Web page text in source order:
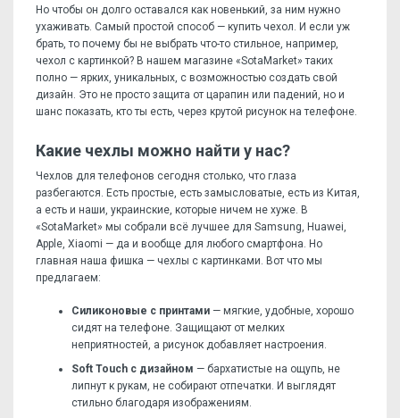
Но чтобы он долго оставался как новенький, за ним нужно
ухаживать. Самый простой способ — купить чехол. И если уж
брать, то почему бы не выбрать что-то стильное, например,
чехол с картинкой? В нашем магазине «SotaMarket» таких
полно — ярких, уникальных, с возможностью создать свой
дизайн. Это не просто защита от царапин или падений, но и
шанс показать, кто ты есть, через крутой рисунок на телефоне.
Какие чехлы можно найти у нас?
Чехлов для телефонов сегодня столько, что глаза
разбегаются. Есть простые, есть замысловатые, есть из Китая,
а есть и наши, украинские, которые ничем не хуже. В
«SotaMarket» мы собрали всё лучшее для Samsung, Huawei,
Apple, Xiaomi — да и вообще для любого смартфона. Но
главная наша фишка — чехлы с картинками. Вот что мы
предлагаем:
Силиконовые с принтами — мягкие, удобные, хорошо
сидят на телефоне. Защищают от мелких
неприятностей, а рисунок добавляет настроения.
Soft Touch с дизайном — бархатистые на ощупь, не
липнут к рукам, не собирают отпечатки. И выглядят
стильно благодаря изображениям.